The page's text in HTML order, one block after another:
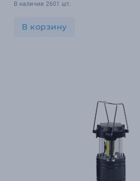
В наличии 2601 шт.
В корзину